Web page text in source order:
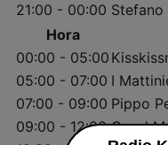
21:00 - 00:00
Hora
00:00 - 05:00
05:00 - 07:00 I
07:00 - 09:00 Pippo
09:00 - 12:00 Good